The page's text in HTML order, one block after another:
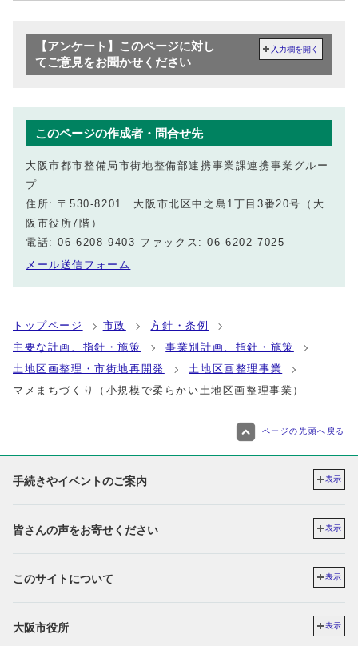
【アンケート】このページに対し
てご意見をお聞かせください
入力欄を開く
このページの作成者・問合せ先
大阪市都市整備局市街地整備部連携事業課連携事業グルー
プ
住所: 〒530-8201 大阪市北区中之島1丁目3番20号（大
阪市役所7階）
電話: 06-6208-9403 ファックス: 06-6202-7025
メール送信フォーム
トップページ 市政
方針・条例
主要な計画、指針・施策
事業別計画、指針・施策
土地区画整理・市街地再開発
土地区画整理事業
マメまちづくり（小規模で柔らかい土地区画整理事業）
ページの先頭へ戻る
手続きやイベントのご案内 表示
皆さんの声をお寄せください 表示
このサイトについて 表示
大阪市役所 表示